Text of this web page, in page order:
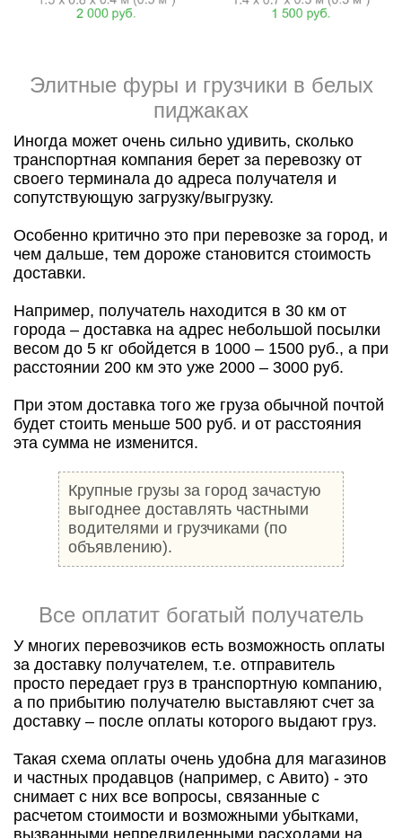
Элитные фуры и грузчики в белых
пиджаках
Иногда может очень сильно удивить, сколько
транспортная компания берет за перевозку от
своего терминала до адреса получателя и
сопутствующую загрузку/выгрузку.
Особенно критично это при перевозке за город, и
чем дальше, тем дороже становится стоимость
доставки.
Например, получатель находится в 30 км от
города – доставка на адрес небольшой посылки
весом до 5 кг обойдется в 1000 – 1500 руб., а при
расстоянии 200 км это уже 2000 – 3000 руб.
При этом доставка того же груза обычной почтой
будет стоить меньше 500 руб. и от расстояния
эта сумма не изменится.
Крупные грузы за город зачастую
выгоднее доставлять частными
водителями и грузчиками (по
объявлению).
Все оплатит богатый получатель
У многих перевозчиков есть возможность оплаты
за доставку получателем, т.е. отправитель
просто передает груз в транспортную компанию,
а по прибытию получателю выставляют счет за
доставку – после оплаты которого выдают груз.
Такая схема оплаты очень удобна для магазинов
и частных продавцов (например, с Авито) - это
снимает с них все вопросы, связанные с
расчетом стоимости и возможными убытками,